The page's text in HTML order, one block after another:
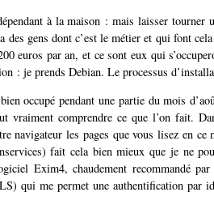
à la maison : mais laisser tourner
des gens dont c’est le métier et qui font
euros par an, et ce sont eux qui
: je prends Debian. Le processus
occupé pendant une partie du mois
vraiment comprendre ce que l’on fait.
navigateur les pages que vous lisez en
fait cela bien mieux que je ne
Exim4, chaudement recommandé
qui me permet une authentification par